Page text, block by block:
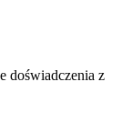
doświadczenia z